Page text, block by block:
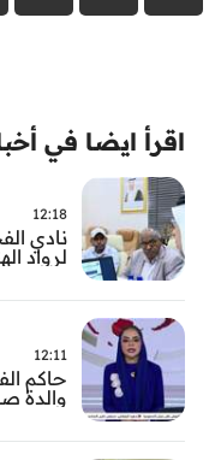
اقرأ ايضا في
12:18
نادي
لرواد
12:11
حاكم
والدة